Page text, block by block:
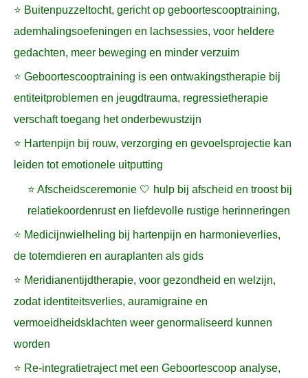
⭐ Buitenpuzzeltocht, gericht op geboortescooptraining,
ademhalingsoefeningen en lachsessies, voor heldere
gedachten, meer beweging en minder verzuim
⭐ Geboortescooptraining is een ontwakingstherapie bij
entiteitproblemen en jeugdtrauma, regressietherapie
verschaft toegang het onderbewustzijn
⭐ Hartenpijn bij rouw, verzorging en gevoelsprojectie kan
leiden tot emotionele uitputting
⭐ Afscheidsceremonie 🤍 hulp bij afscheid en troost bij
relatiekoordenrust en liefdevolle rustige herinneringen
⭐ Medicijnwielheling bij hartenpijn en harmonieverlies,
de totemdieren en auraplanten als gids
⭐ Meridianentijdtherapie, voor gezondheid en welzijn,
zodat identiteitsverlies, auramigraine en
vermoeidheidsklachten weer genormaliseerd kunnen
worden
⭐ Re-integratietraject met een Geboortescoop analyse,